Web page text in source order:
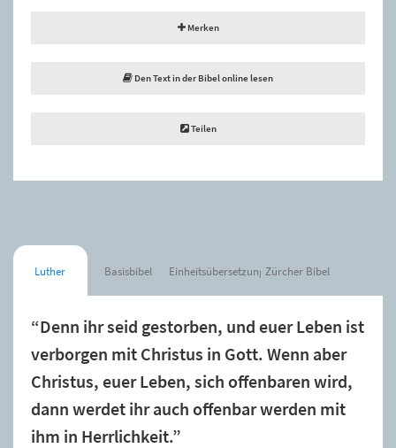
Merken
Den Text in der Bibel online lesen
Teilen
Luther Basisbibel Einheitsübersetzung Zürcher Bibel
“Denn ihr seid gestorben, und euer Leben ist
verborgen mit Christus in Gott. Wenn aber
Christus, euer Leben, sich offenbaren wird,
dann werdet ihr auch offenbar werden mit
ihm in Herrlichkeit.”